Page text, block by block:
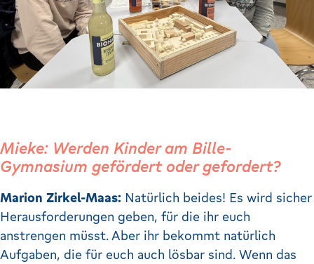
Mieke: Werden Kinder am Bille-
Gymnasium gefördert oder gefordert?
Marion Zirkel-Maas: Natürlich beides! Es wird sicher
Herausforderungen geben, für die ihr euch
anstrengen müsst. Aber ihr bekommt natürlich
Aufgaben, die für euch auch lösbar sind. Wenn das